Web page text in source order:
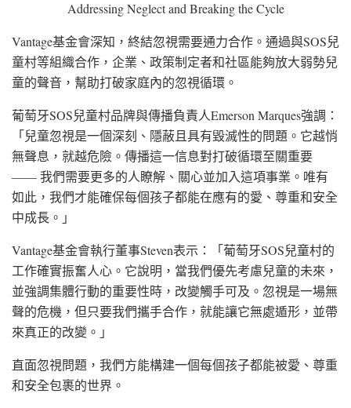
Addressing Neglect and Breaking the Cycle
Vantage基金會深知，終結忽視需要通力合作。通過與SOS兒
童村等組織合作，企業、政策制定者和社區能夠放大弱勢兒
童的聲音，幫助打破家庭內的忽視循環。
葡萄牙SOS兒童村品牌與傳播負責人Emerson Marques強調：
「兒童忽視是一個深刻、隱蔽且具有毀滅性的問題。它越悄
無聲息，就越危險。傳播這一信息對打破循環至關重要
—— 我們需要更多的人瞭解、關心並加入這項事業。唯有
如此，我們才能確保每個孩子都能在應有的愛、尊重和安全
中成長。」
Vantage基金會執行董事Steven表示：「葡萄牙SOS兒童村的
工作確實振奮人心。它說明，當我們優先考慮兒童的未來，
並強調集體行動的重要性時，改變觸手可及。忽視是一場無
聲的危機，但只要我們攜手合作，就能讓它無處遁形，並帶
來真正的改變。」
直面忽視問題，我們方能構建一個每個孩子都能被愛、尊重
和安全包裹的世界。